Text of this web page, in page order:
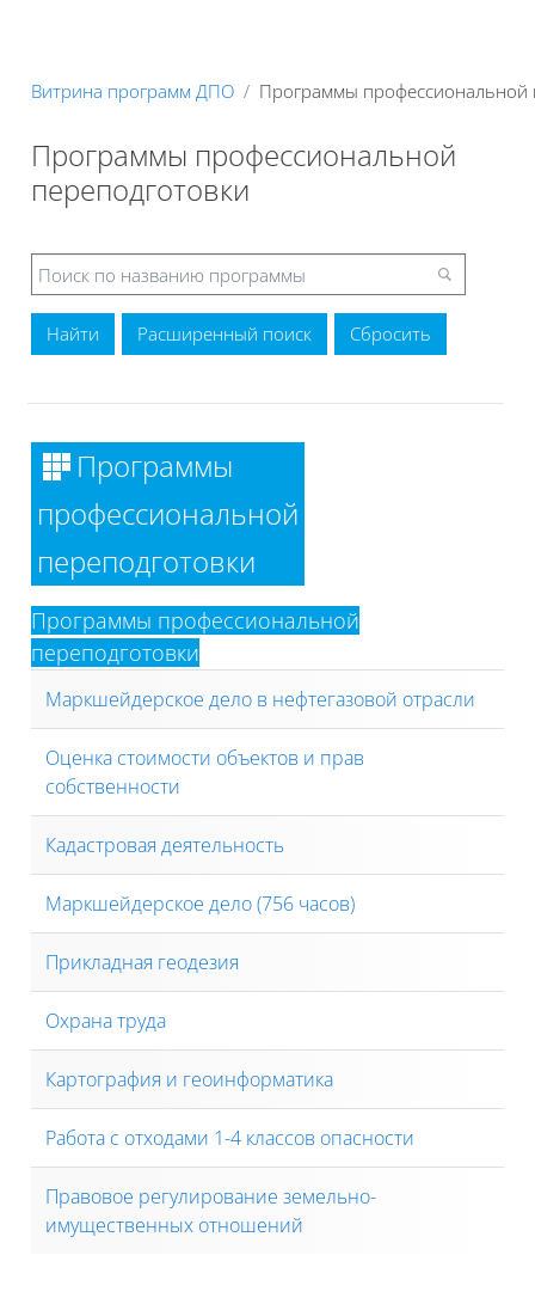
Витрина программ ДПО Программы профессиональной
Программы профессиональной
переподготовки
Расширенный поиск
Программы
профессиональной
переподготовки
Программы профессиональной
переподготовки
Маркшейдерское дело в нефтегазовой отрасли
Оценка стоимости объектов и прав
собственности
Кадастровая деятельность
Маркшейдерское дело (756 часов)
Прикладная геодезия
Охрана труда
Картография и геоинформатика
Работа с отходами 1-4 классов опасности
Правовое регулирование земельно-
имущественных отношений